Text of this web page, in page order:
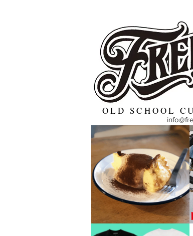
OLD SCHOOL